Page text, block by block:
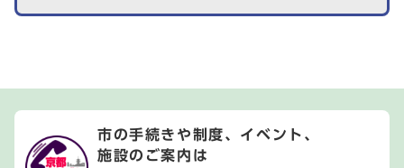
市の手続きや制度、イベント、
施設のご案内は